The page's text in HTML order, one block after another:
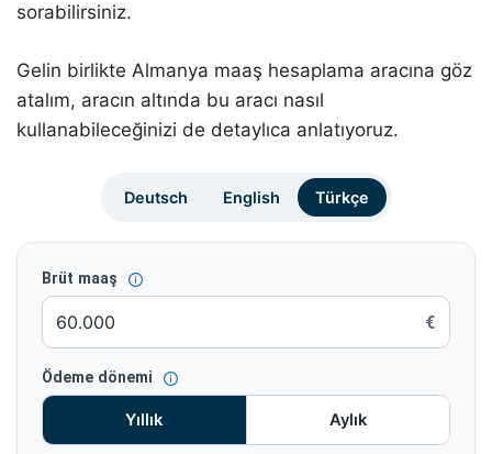
sorabilirsiniz.
Gelin birlikte Almanya maaş hesaplama aracına göz
atalım, aracın altında bu aracı nasıl
kullanabileceğinizi de detaylıca anlatıyoruz.
Deutsch English Türkçe
Brüt maaş
€
Ödeme dönemi
Yıllık Aylık